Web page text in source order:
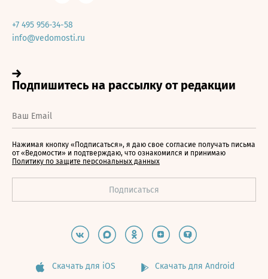
+7 495 956-34-58
info@vedomosti.ru
Нажимая кнопку «Подписаться», я даю свое согласие получать письма
от «Ведомости» и подтверждаю, что ознакомился и принимаю
Политику по защите персональных данных
Скачать для iOS Скачать для Android